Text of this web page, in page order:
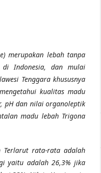
merupakan lebah tanpa
di Indonesia, dan mulai
Tenggara khususnya
kualitas madu
pH dan nilai organoleptik
madu lebah Trigona
Terlarut rata-rata adalah
yaitu adalah 26,3% jika